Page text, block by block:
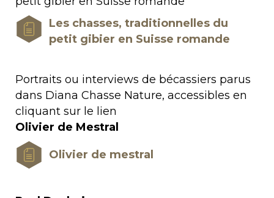
Les chasses, traditionnelles du
petit gibier en Suisse romande
Portraits ou interviews de bécassiers parus
dans Diana Chasse Nature, accessibles en
cliquant sur le lien
Olivier de Mestral
Olivier de mestral